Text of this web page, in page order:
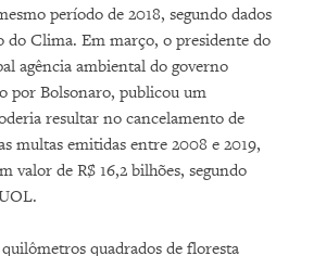
período de 2018, segundo dados
do Clima. Em março, o presidente do
agência ambiental do governo
por Bolsonaro, publicou um
resultar no cancelamento de
multas emitidas entre 2008 e 2019,
valor de R$ 16,2 bilhões, segundo
quadrados de floresta